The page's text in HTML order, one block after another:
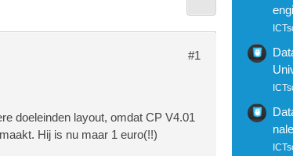
#1
doeleinden layout, omdat CP V4.01
Hij is nu maar 1 euro(!!)